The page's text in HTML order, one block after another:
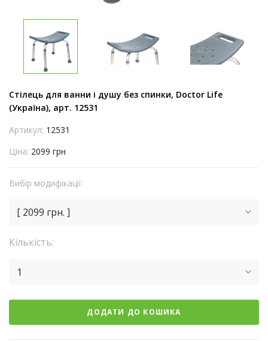
Стілець для ванни і душу без спинки, Doctor Life
(Україна), арт. 12531
Артикул: 12531
Ціна: 2099 грн
Вибір модифікації:
[ 2099 грн. ]
Кількість:
1
ДОДАТИ ДО КОШИКА